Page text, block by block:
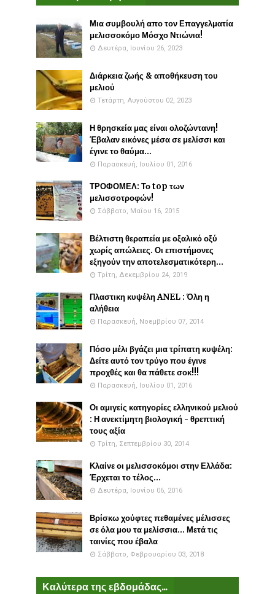
Μια συμβουλή απο τον Επαγγελματία
μελισσοκόμο Μόσχο Ντιώνια!
Δευτέρα, Ιουνίου 26, 2023
Διάρκεια ζωής & αποθήκευση του
μελιού
Τετάρτη, Αυγούστου 02, 2023
Η θρησκεία μας είναι ολοζώντανη!
Έβαλαν εικόνες μέσα σε μελίσσι και
έγινε το θαύμα...
Παρασκευή, Ιουλίου 01, 2016
ΤΡΟΦΟΜΕΛ: Το top των
μελισσοτροφών!
Σάββατο, Μαΐου 16, 2015
Βέλτιστη θεραπεία με οξαλικό οξύ
χωρίς απώλειες. Οι επιστήμονες
εξηγούν την αποτελεσματικότερη...
Τρίτη, Δεκεμβρίου 24, 2019
Πλαστικη κυψέλη ANEL : Όλη η
αλήθεια
Παρασκευή, Νοεμβρίου 07, 2014
Πόσο μέλι βγάζει μια τρίπατη κυψέλη:
Δείτε αυτό τον τρύγο που έγινε
προχθές και θα πάθετε σοκ!!!
Παρασκευή, Ιουλίου 01, 2016
Οι αμιγείς κατηγορίες ελληνικού μελιού
: Η ανεκτίμητη βιολογική - θρεπτική
τους αξία
Τρίτη, Σεπτεμβρίου 30, 2014
Κλαίνε οι μελισσοκόμοι στην Ελλάδα:
Έρχεται το τέλος...
Δευτέρα, Ιουνίου 06, 2016
Βρίσκω χούφτες πεθαμένες μέλισσες
σε όλα μου τα μελίσσια... Μετά τις
ταινίες που έβαλα
Σάββατο, Φεβρουαρίου 03, 2018
Καλύτερα της εβδομάδας...